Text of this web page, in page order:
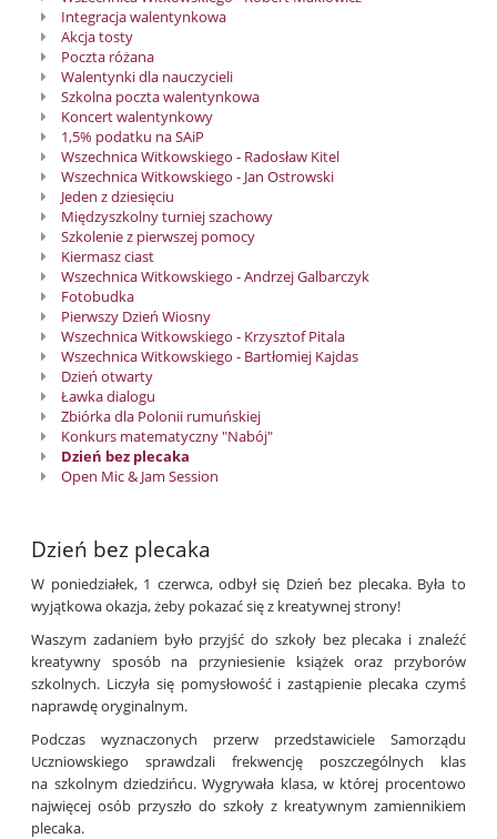
Integracja walentynkowa
Akcja tosty
Poczta różana
Walentynki dla nauczycieli
Szkolna poczta walentynkowa
Koncert walentynkowy
1,5% podatku na SAiP
Wszechnica Witkowskiego - Radosław Kitel
Wszechnica Witkowskiego - Jan Ostrowski
Jeden z dziesięciu
Międzyszkolny turniej szachowy
Szkolenie z pierwszej pomocy
Kiermasz ciast
Wszechnica Witkowskiego - Andrzej Galbarczyk
Fotobudka
Pierwszy Dzień Wiosny
Wszechnica Witkowskiego - Krzysztof Pitala
Wszechnica Witkowskiego - Bartłomiej Kajdas
Dzień otwarty
Ławka dialogu
Zbiórka dla Polonii rumuńskiej
Konkurs matematyczny "Nabój"
Dzień bez plecaka
Open Mic & Jam Session
Dzień bez plecaka
W poniedziałek, 1 czerwca, odbył się Dzień bez plecaka. Była to
wyjątkowa okazja, żeby pokazać się z kreatywnej strony!
Waszym zadaniem było przyjść do szkoły bez plecaka i znaleźć
kreatywny sposób na przyniesienie książek oraz przyborów
szkolnych. Liczyła się pomysłowość i zastąpienie plecaka czymś
naprawdę oryginalnym.
Podczas wyznaczonych przerw przedstawiciele Samorządu
Uczniowskiego sprawdzali frekwencję poszczególnych klas
na szkolnym dziedzińcu. Wygrywała klasa, w której procentowo
najwięcej osób przyszło do szkoły z kreatywnym zamiennikiem
plecaka.